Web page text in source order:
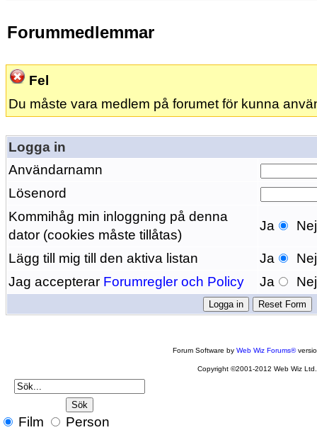
Forummedlemmar
Fel
Du måste vara medlem på forumet för kunna
Logga in
Användarnamn
Lösenord
Kommihåg min inloggning på denna
dator (cookies måste tillåtas)
Ja Nej
Lägg till mig till den aktiva listan Ja
Nej
Jag accepterar Forumregler och Policy Ja Nej
Forum Software byWeb Wiz Forums®
Copyright ©2001-2012 Web Wiz Ltd.
Film Person